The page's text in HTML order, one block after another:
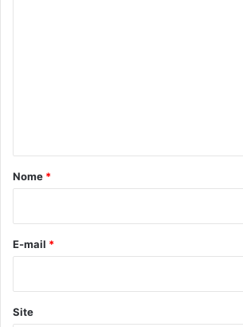
r
*
Nome *
E-mail *
Site